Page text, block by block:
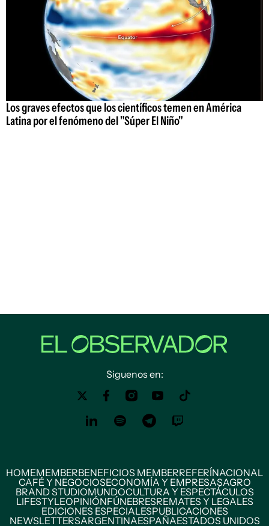
Los graves efectos que los científicos temen en América
Latina por el fenómeno del "Súper El Niño"
Siguenos en:
HOMEMEMBERBENEFICIOS MEMBERREFERÍNACIONAL
CAFÉ Y NEGOCIOSECONOMÍA Y EMPRESASAGRO
BRAND STUDIOMUNDOCULTURA Y ESPECTÁCULOS
LIFESTYLEOPINIÓNFÚNEBRESREMATES Y LEGALES
EDICIONES ESPECIALESPUBLICACIONES
NEWSLETTERSARGENTINAESPAÑAESTADOS UNIDOS